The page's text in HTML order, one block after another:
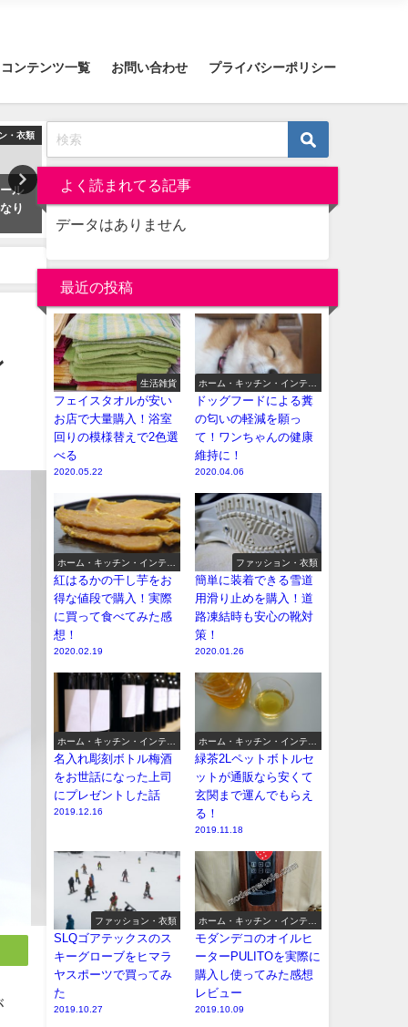
コンテンツ一覧 お問い合わせ プライバシーポリシー
・衣類
ル
り
折りたたみ金具タッチポンで子
供の勉強机をDIYしてみた話
2019-03-20
ニキビに効果あり？コーヒ
よく読まれてる記事
データはありません
最近の投稿
生活雑貨
フェイスタオルが安い
お店で大量購入！浴室
回りの模様替えで2色選
べる
2020.05.22
ホーム・キッチン・インテリ
ア
ドッグフードによる糞
の匂いの軽減を願っ
て！ワンちゃんの健康
維持に！
2020.04.06
ホーム・キッチン・インテリ
ア
紅はるかの干し芋をお
得な値段で購入！実際
に買って食べてみた感
想！
2020.02.19
ファッション・衣類
簡単に装着できる雪道
用滑り止めを購入！道
路凍結時も安心の靴対
策！
2020.01.26
ホーム・キッチン・インテリ
ア
名入れ彫刻ボトル梅酒
をお世話になった上司
にプレゼントした話
2019.12.16
ホーム・キッチン・インテリ
ア
緑茶2Lペットボトルセ
ットが通販なら安くて
玄関まで運んでもらえ
る！
2019.11.18
ファッション・衣類
SLQゴアテックスのス
キーグローブをヒマラ
ヤスポーツで買ってみ
た
2019.10.27
ホーム・キッチン・インテリ
ア
モダンデコのオイルヒ
ーターPULITOを実際に
購入し使ってみた感想
レビュー
2019.10.09